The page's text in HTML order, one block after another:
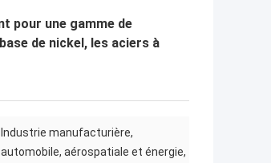
pour une gamme de
de nickel, les aciers à
Industrie manufacturière,
automobile, aérospatiale et énergie,